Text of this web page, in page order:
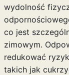
wydolność
co jest
zimowym.
redukować
takich jak